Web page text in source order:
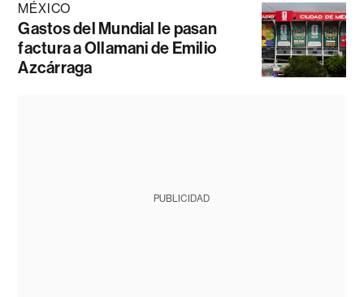
MÉXICO
Gastos del Mundial le pasan
factura a Ollamani de Emilio
Azcárraga
PUBLICIDAD